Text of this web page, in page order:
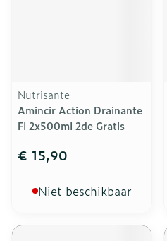
Nutrisante
Amincir Action Drainante
Fl 2x500ml 2de Gratis
€ 15,90
Niet beschikbaar